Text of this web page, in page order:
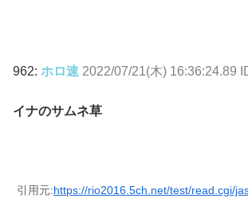
962: ホロ速 2022/07/21(木) 16:36:24.89
イナのサムネ草
引用元:https://rio2016.5ch.net/test/read.cgi/